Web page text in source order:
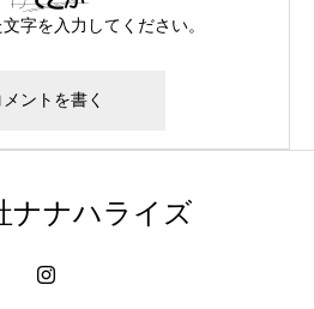
字を入力してください。
ナナハライズ